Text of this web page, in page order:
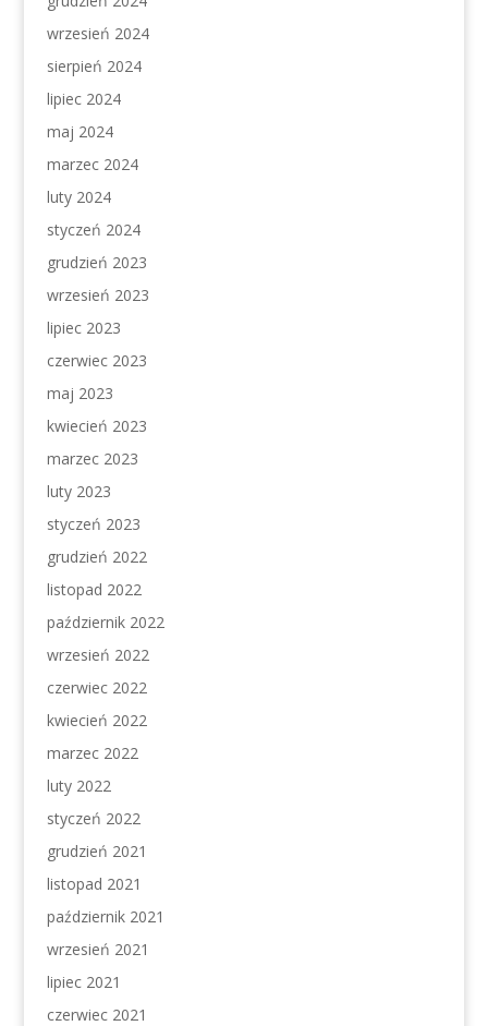
wrzesień 2024
sierpień 2024
lipiec 2024
maj 2024
marzec 2024
luty 2024
styczeń 2024
grudzień 2023
wrzesień 2023
lipiec 2023
czerwiec 2023
maj 2023
kwiecień 2023
marzec 2023
luty 2023
styczeń 2023
grudzień 2022
listopad 2022
październik 2022
wrzesień 2022
czerwiec 2022
kwiecień 2022
marzec 2022
luty 2022
styczeń 2022
grudzień 2021
listopad 2021
październik 2021
wrzesień 2021
lipiec 2021
czerwiec 2021